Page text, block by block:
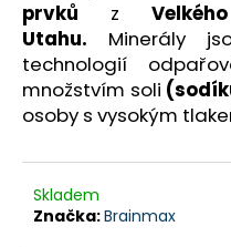
prvků
z
Utahu.
Minerály
technologií
množstvím soli
osoby s vysokým
Skladem
Značka:Brainmax
PERFORMANCE
MAGNESIUM®
1000
MG,
HOŘČÍK
200
MG
VITAMÍN
B6
P5P,
100